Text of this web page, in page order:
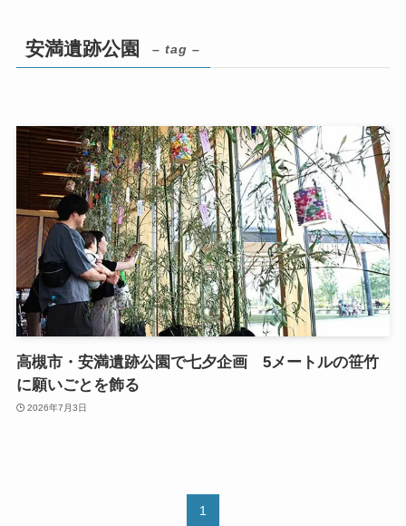
安満遺跡公園 – tag –
高槻市・安満遺跡公園で七夕企画 5メートルの笹竹
に願いごとを飾る
2026年7月3日
1